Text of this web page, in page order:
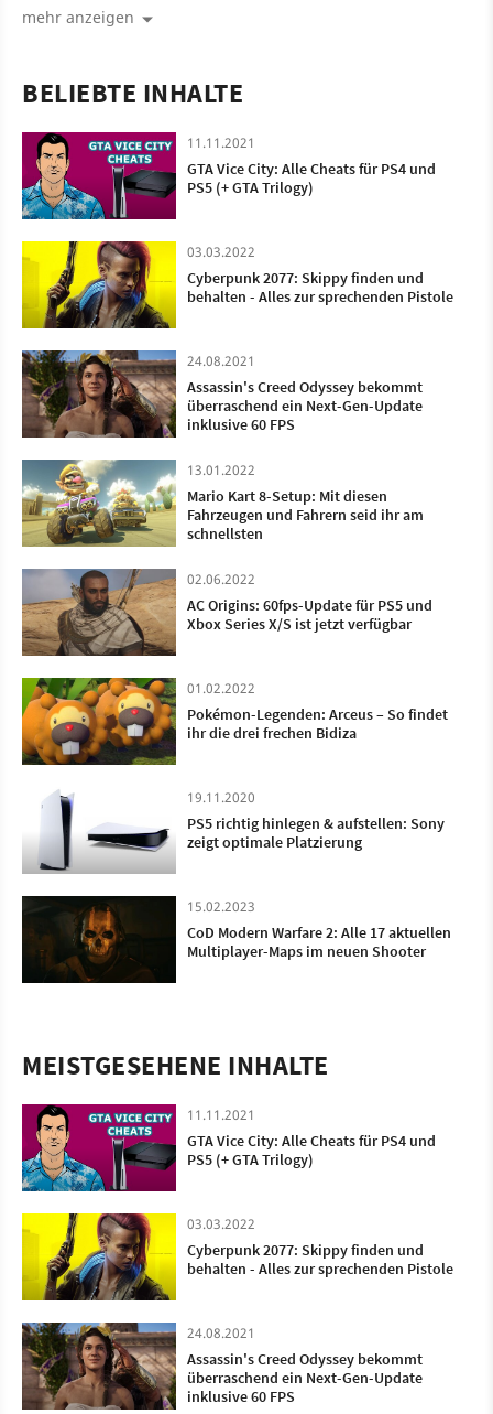
mehr anzeigen
BELIEBTE INHALTE
11.11.2021
GTA Vice City: Alle Cheats für PS4 und
PS5 (+ GTA Trilogy)
03.03.2022
Cyberpunk 2077: Skippy finden und
behalten - Alles zur sprechenden Pistole
24.08.2021
Assassin's Creed Odyssey bekommt
überraschend ein Next-Gen-Update
inklusive 60 FPS
13.01.2022
Mario Kart 8-Setup: Mit diesen
Fahrzeugen und Fahrern seid ihr am
schnellsten
02.06.2022
AC Origins: 60fps-Update für PS5 und
Xbox Series X/S ist jetzt verfügbar
01.02.2022
Pokémon-Legenden: Arceus – So findet
ihr die drei frechen Bidiza
19.11.2020
PS5 richtig hinlegen & aufstellen: Sony
zeigt optimale Platzierung
15.02.2023
CoD Modern Warfare 2: Alle 17 aktuellen
Multiplayer-Maps im neuen Shooter
MEISTGESEHENE INHALTE
11.11.2021
GTA Vice City: Alle Cheats für PS4 und
PS5 (+ GTA Trilogy)
03.03.2022
Cyberpunk 2077: Skippy finden und
behalten - Alles zur sprechenden Pistole
24.08.2021
Assassin's Creed Odyssey bekommt
überraschend ein Next-Gen-Update
inklusive 60 FPS